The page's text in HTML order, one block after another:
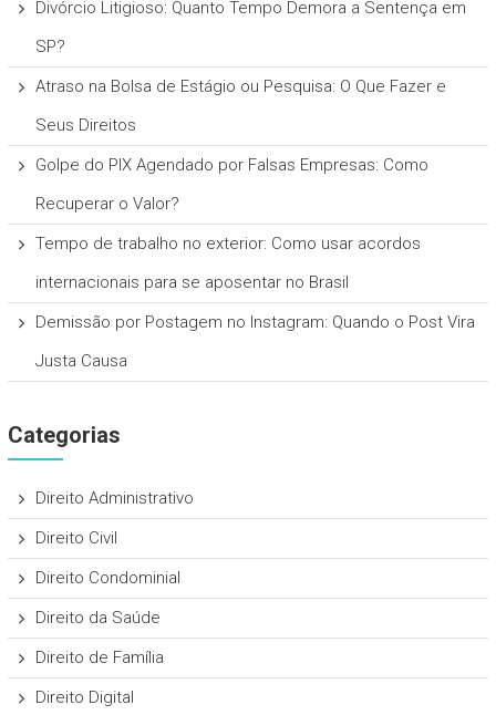
Divórcio Litigioso: Quanto Tempo Demora a Sentença em
SP?
Atraso na Bolsa de Estágio ou Pesquisa: O Que Fazer e
Seus Direitos
Golpe do PIX Agendado por Falsas Empresas: Como
Recuperar o Valor?
Tempo de trabalho no exterior: Como usar acordos
internacionais para se aposentar no Brasil
Demissão por Postagem no Instagram: Quando o Post Vira
Justa Causa
Categorias
Direito Administrativo
Direito Civil
Direito Condominial
Direito da Saúde
Direito de Família
Direito Digital